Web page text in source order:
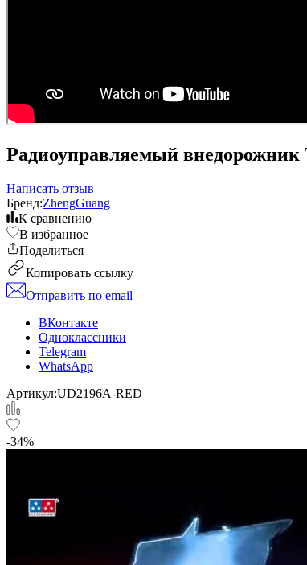
Радиоуправляемый внедорожник
Написать отзыв
Бренд:ZhengGuang
К сравнению
В избранное
Поделиться
Копировать ссылку
Отправить по email
ВКонтакте
Одноклассники
Telegram
WhatsApp
Артикул:UD2196A-RED
-34%